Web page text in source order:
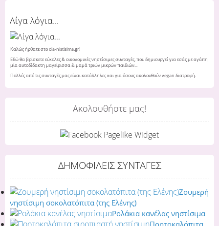
Λίγα λόγια...
Καλώς ήρθατε στο ola-nistisima.gr!
Εδώ θα βρίσκετε εύκολες & οικονομικές νηστίσιμες συνταγές, που δημιουργεί για εσάς με αγάπη
μία αυτοδίδακτη μαγείρισσα & μαμά τριών μικρών παιδιών...
Πολλές από τις συνταγές μας είναι κατάλληλες και για όσους ακολουθούν vegan διατροφή.
Ακολουθήστε μας!
ΔΗΜΟΦΙΛΕΙΣ ΣΥΝΤΑΓΕΣ
Ζουμερή
νηστίσιμη σοκολατόπιτα (της Ελένης)
Ρολάκια κανέλας νηστίσιμα